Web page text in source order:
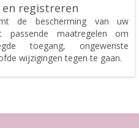
registreren
de bescherming van uw
passende maatregelen om
toegang, ongewenste
wijzigingen tegen te gaan.